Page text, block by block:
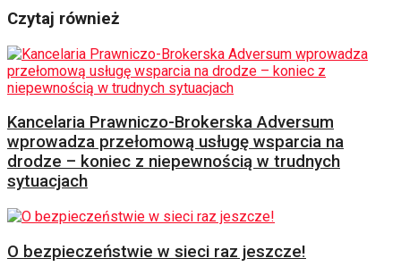
Czytaj również
Kancelaria Prawniczo-Brokerska Adversum
wprowadza przełomową usługę wsparcia na
drodze – koniec z niepewnością w trudnych
sytuacjach
O bezpieczeństwie w sieci raz jeszcze!